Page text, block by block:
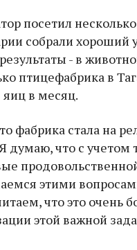
посетил несколько
собрали хороший
- в
птицефабрика в
в месяц.
фабрика стала на
думаю, что с учетом
этими
что это очень
этой важной